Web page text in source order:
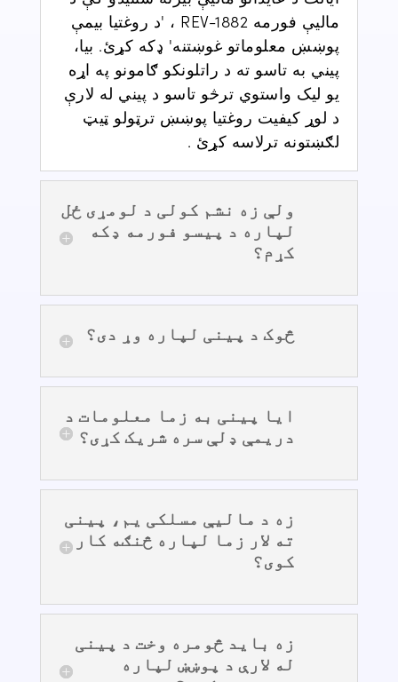
مالیې فورمه REV-1882 ، 'د روغتیا بیمې
پوښښ معلوماتو غوښتنه' ډکه کړئ. بیا،
پیني به تاسو ته د راتلونکو ګامونو په اړه
یو لیک واستوي ترڅو تاسو د پیني له لارې
د لوړ کیفیت روغتیا پوښښ ترټولو ټیټ
لګښتونه ترلاسه کړئ .
ولې زه نشم کولی د لومړی ځل
لپاره د پیسو فورمه ډکه
کړم؟
څوک د پینی لپاره وړ دی؟
ایا پینی به زما معلومات د
دریمې ډلې سره شریک کړی؟
زه د مالیې مسلکی یم، پینی
ته لار زما لپاره څنګه کار
کوی؟
زه باید څومره وخت د پینی
له لارې د پوښښ لپاره